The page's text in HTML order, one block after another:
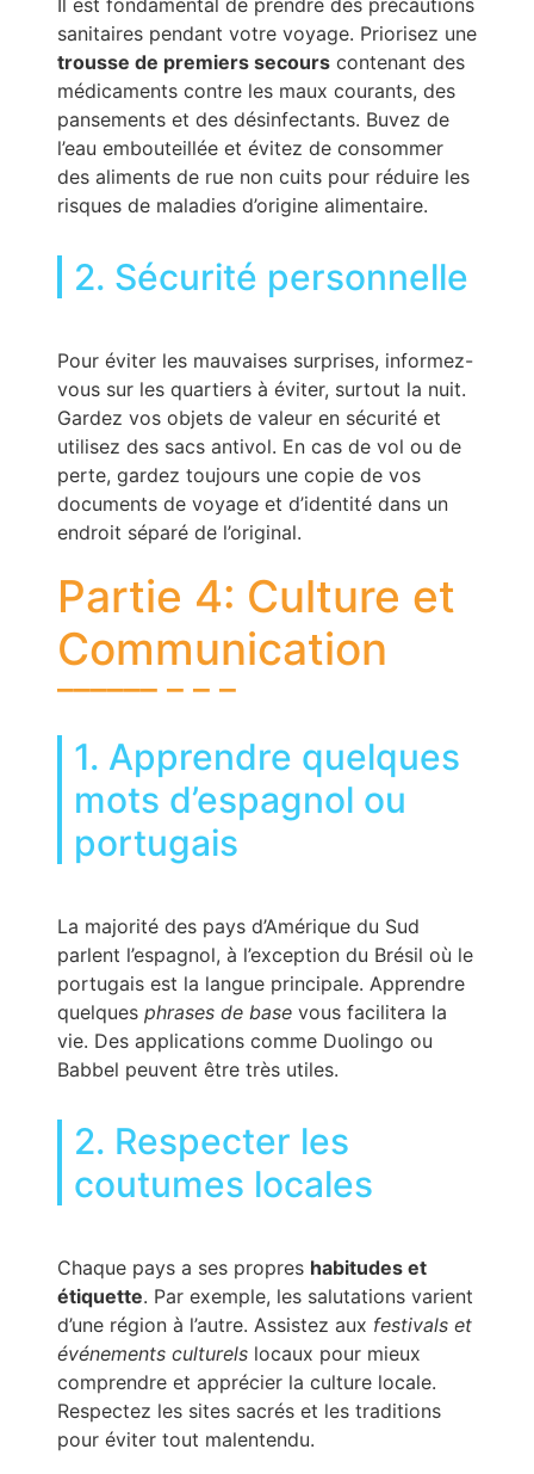
sanitaires pendant votre voyage. Priorisez une
trousse de premiers secours contenant des
médicaments contre les maux courants, des
pansements et des désinfectants. Buvez de
l’eau embouteillée et évitez de consommer
des aliments de rue non cuits pour réduire les
risques de maladies d’origine alimentaire.
2. Sécurité personnelle
Pour éviter les mauvaises surprises, informez-
vous sur les quartiers à éviter, surtout la nuit.
Gardez vos objets de valeur en sécurité et
utilisez des sacs antivol. En cas de vol ou de
perte, gardez toujours une copie de vos
documents de voyage et d’identité dans un
endroit séparé de l’original.
Partie 4: Culture et
Communication
1. Apprendre quelques
mots d’espagnol ou
portugais
La majorité des pays d’Amérique du Sud
parlent l’espagnol, à l’exception du Brésil où le
portugais est la langue principale. Apprendre
quelques phrases de base vous facilitera la
vie. Des applications comme Duolingo ou
Babbel peuvent être très utiles.
2. Respecter les
coutumes locales
Chaque pays a ses propres habitudes et
étiquette. Par exemple, les salutations varient
d’une région à l’autre. Assistez aux festivals et
événements culturels locaux pour mieux
comprendre et apprécier la culture locale.
Respectez les sites sacrés et les traditions
pour éviter tout malentendu.